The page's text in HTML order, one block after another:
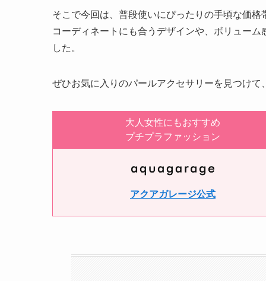
そこで今回は、普段使いにぴったりの手頃な価
コーディネートにも合うデザインや、ボリュー
した。
ぜひお気に入りのパールアクセサリーを見つけ
大人女性にもおすすめ
プチプラファッション
アクアガレージ公式